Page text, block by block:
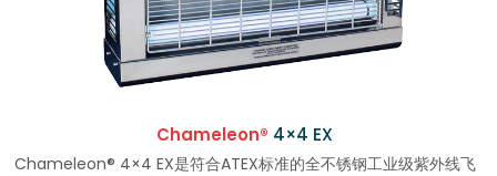
Chameleon® 4×4 EX
Chameleon® 4×4 EX是符合ATEX标准的全不锈钢工业级紫外线飞